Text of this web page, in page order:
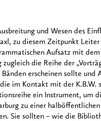
und Wesen des
zu diesem Zeitpunkt Leiter
Aufsatz mit
die Reihe der
Bänden erscheinen sollte und
im Kontakt mit der K.B.W.
ein Instrument, um
zu einer
Sie sollten – wie die